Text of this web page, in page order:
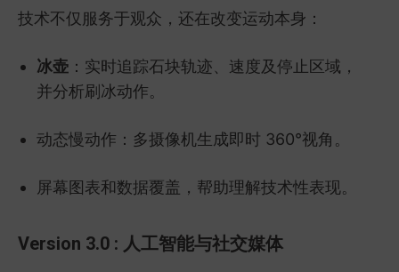
技术不仅服务于观众，还在改变运动本身：
冰壶 ：实时追踪石块轨迹、速度及停止区域，
并分析刷冰动作。
动态慢动作：多摄像机生成即时 360°视角。
屏幕图表和数据覆盖，帮助理解技术性表现。
Version 3.0 : 人工智能与社交媒体